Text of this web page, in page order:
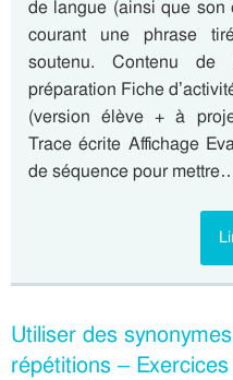
de langue (ainsi que son
courant une phrase
soutenu. Contenu
préparation Fiche
(version élève + à
Trace écrite Affichage
de séquence pour
Utiliser des
répétitions –